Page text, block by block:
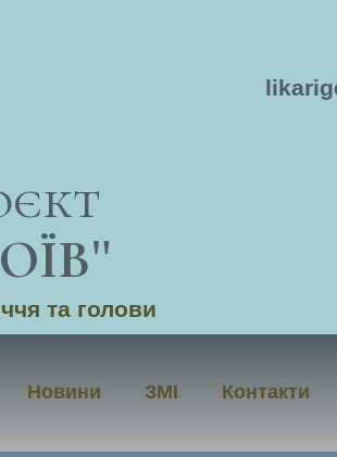
"
та голови
Новини ЗМІ Контакти